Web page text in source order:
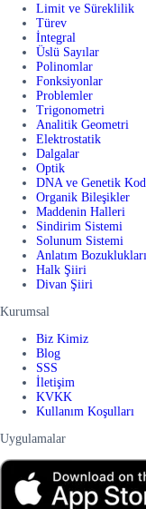
Limit ve Süreklilik
Türev
İntegral
Üslü Sayılar
Polinomlar
Fonksiyonlar
Problemler
Trigonometri
Analitik Geometri
Elektrostatik
Dalgalar
Optik
DNA ve Genetik Kod
Organik Bileşikler
Maddenin Halleri
Sindirim Sistemi
Solunum Sistemi
Anlatım Bozuklukları
Halk Şiiri
Divan Şiiri
Kurumsal
Biz Kimiz
Blog
SSS
İletişim
KVKK
Kullanım Koşulları
Uygulamalar